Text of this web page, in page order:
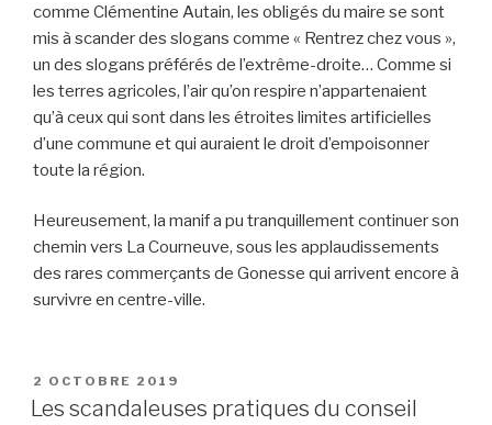
comme Clémentine Autain, les obligés du maire se sont
mis à scander des slogans comme « Rentrez chez vous »,
un des slogans préférés de l’extrême-droite… Comme si
les terres agricoles, l’air qu’on respire n’appartenaient
qu’à ceux qui sont dans les étroites limites artificielles
d’une commune et qui auraient le droit d’empoisonner
toute la région.
Heureusement, la manif a pu tranquillement continuer son
chemin vers La Courneuve, sous les applaudissements
des rares commerçants de Gonesse qui arrivent encore à
survivre en centre-ville.
PUBLIÉ
LE
2 OCTOBRE 2019
Les scandaleuses pratiques du conseil